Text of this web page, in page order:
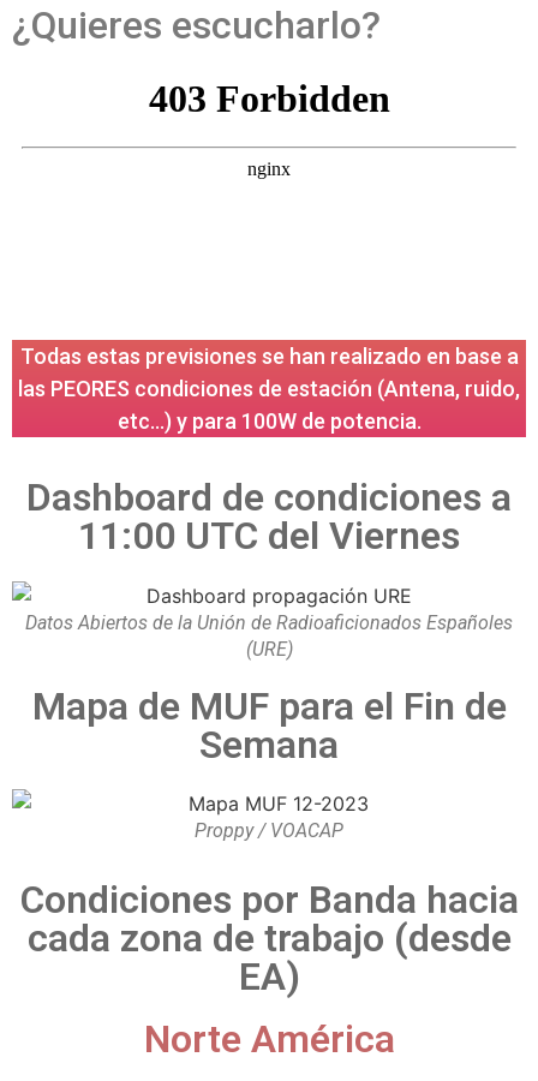
¿Quieres escucharlo?
Todas estas previsiones se han realizado en base a
las PEORES condiciones de estación (Antena, ruido,
etc…) y para 100W de potencia.
Dashboard de condiciones a
11:00 UTC del Viernes
Datos Abiertos de la Unión de Radioaficionados Españoles
(URE)
Mapa de MUF para el Fin de
Semana
Proppy / VOACAP
Condiciones por Banda hacia
cada zona de trabajo (desde
EA)
Norte América